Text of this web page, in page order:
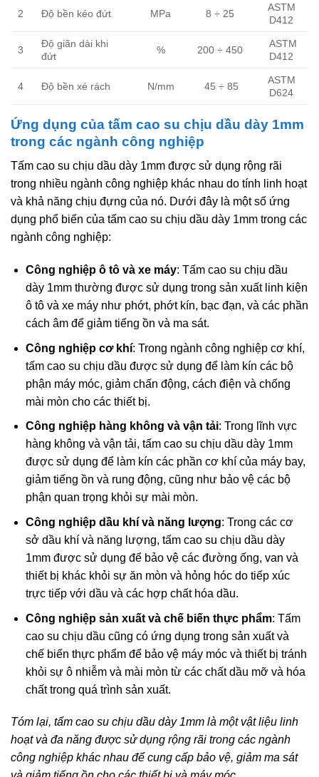
2 Độ bền kéo đứt MPa 8 ÷ 25
ASTM
D412
3
Độ giãn dài khi
đứt
% 200 ÷ 450
ASTM
D412
4 Độ bền xé rách N/mm 45 ÷ 85
ASTM
D624
Ứng dụng của tấm cao su chịu dầu dày 1mm
trong các ngành công nghiệp
Tấm cao su chịu dầu dày 1mm được sử dụng rộng rãi
trong nhiều ngành công nghiệp khác nhau do tính linh hoạt
và khả năng chịu đựng của nó. Dưới đây là một số ứng
dụng phổ biến của tấm cao su chịu dầu dày 1mm trong các
ngành công nghiệp:
Công nghiệp ô tô và xe máy: Tấm cao su chịu dầu
dày 1mm thường được sử dụng trong sản xuất linh kiện
ô tô và xe máy như phớt, phớt kín, bạc đạn, và các phần
cách âm để giảm tiếng ồn và ma sát.
Công nghiệp cơ khí: Trong ngành công nghiệp cơ khí,
tấm cao su chịu dầu được sử dụng để làm kín các bộ
phận máy móc, giảm chấn động, cách điện và chống
mài mòn cho các thiết bị.
Công nghiệp hàng không và vận tải: Trong lĩnh vực
hàng không và vận tải, tấm cao su chịu dầu dày 1mm
được sử dụng để làm kín các phần cơ khí của máy bay,
giảm tiếng ồn và rung động, cũng như bảo vệ các bộ
phận quan trọng khỏi sự mài mòn.
Công nghiệp dầu khí và năng lượng: Trong các cơ
sở dầu khí và năng lượng, tấm cao su chịu dầu dày
1mm được sử dụng để bảo vệ các đường ống, van và
thiết bị khác khỏi sự ăn mòn và hỏng hóc do tiếp xúc
trực tiếp với dầu và các hợp chất hóa dầu.
Công nghiệp sản xuất và chế biến thực phẩm: Tấm
cao su chịu dầu cũng có ứng dụng trong sản xuất và
chế biến thực phẩm để bảo vệ máy móc và thiết bị tránh
khỏi sự ô nhiễm và mài mòn từ các chất dầu mỡ và hóa
chất trong quá trình sản xuất.
Tóm lại, tấm cao su chịu dầu dày 1mm là một vật liệu linh
hoạt và đa năng được sử dụng rộng rãi trong các ngành
công nghiệp khác nhau để cung cấp bảo vệ, giảm ma sát